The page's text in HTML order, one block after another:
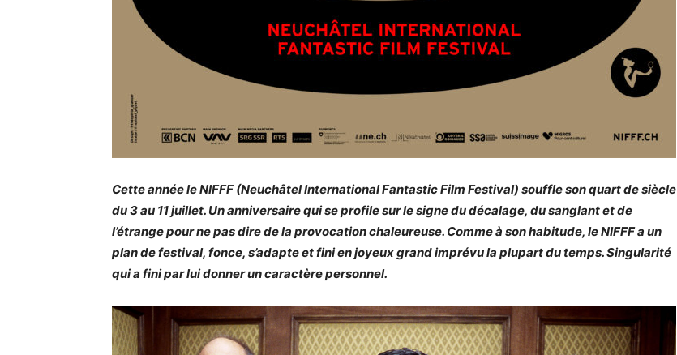
Cette année le NIFFF (Neuchâtel International Fantastic Film Festival) souffle son quart de siècle
du 3 au 11 juillet. Un anniversaire qui se profile sur le signe du décalage, du sanglant et de
l’étrange pour ne pas dire de la provocation chaleureuse. Comme à son habitude, le NIFFF a un
plan de festival, fonce, s’adapte et fini en joyeux grand imprévu la plupart du temps. Singularité
qui a fini par lui donner un caractère personnel.